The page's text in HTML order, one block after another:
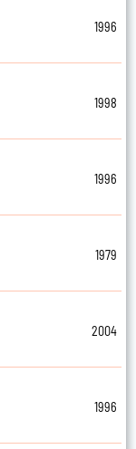
1996
1998
1996
1979
2004
1996